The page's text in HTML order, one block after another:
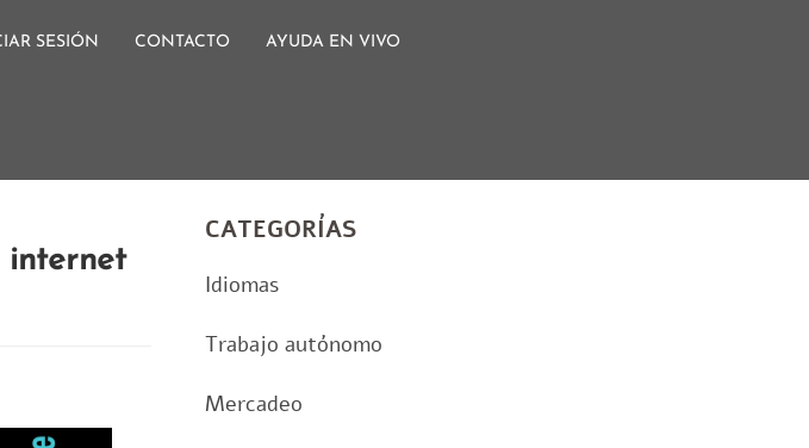
SESIÓN CONTACTO AYUDA EN VIVO
internet
CATEGORÍAS
Idiomas
Trabajo autónomo
Mercadeo